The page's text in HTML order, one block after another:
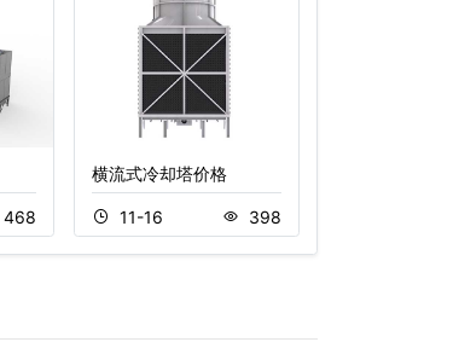
468
横流式冷却塔价格
11-16 398